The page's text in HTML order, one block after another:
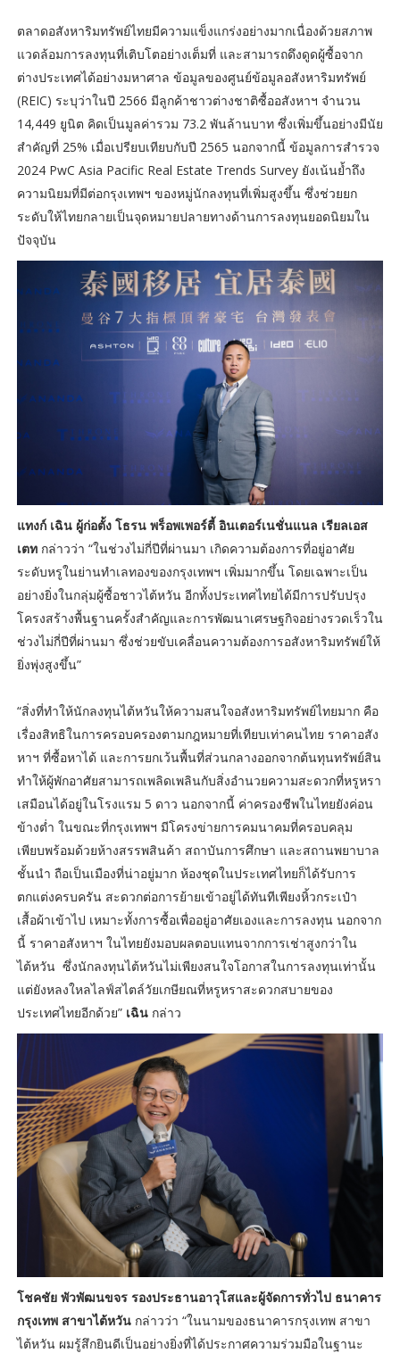
ตลาดอสังหาริมทรัพย์ไทยมีความแข็งแกร่งอย่างมากเนื่องด้วยสภาพ
แวดล้อมการลงทุนที่เติบโตอย่างเต็มที่ และสามารถดึงดูดผู้ซื้อจาก
ต่างประเทศได้อย่างมหาศาล ข้อมูลของศูนย์ข้อมูลอสังหาริมทรัพย์
(REIC) ระบุว่าในปี 2566 มีลูกค้าชาวต่างชาติซื้ออสังหาฯ จำนวน
14,449 ยูนิต คิดเป็นมูลค่ารวม 73.2 พันล้านบาท ซึ่งเพิ่มขึ้นอย่างมีนัย
สำคัญที่ 25% เมื่อเปรียบเทียบกับปี 2565 นอกจากนี้ ข้อมูลการสำรวจ
2024 PwC Asia Pacific Real Estate Trends Survey ยังเน้นย้ำถึง
ความนิยมที่มีต่อกรุงเทพฯ ของหมู่นักลงทุนที่เพิ่มสูงขึ้น ซึ่งช่วยยก
ระดับให้ไทยกลายเป็นจุดหมายปลายทางด้านการลงทุนยอดนิยมใน
ปัจจุบัน
แทงก์ เฉิน ผู้ก่อตั้ง โธรน พร็อพเพอร์ตี้ อินเตอร์เนชั่นแนล เรียลเอส
เตทกล่าวว่า “ในช่วงไม่กี่ปีที่ผ่านมา เกิดความต้องการที่อยู่อาศัย
ระดับหรูในย่านทำเลทองของกรุงเทพฯ เพิ่มมากขึ้น โดยเฉพาะเป็น
อย่างยิ่งในกลุ่มผู้ซื้อชาวไต้หวัน อีกทั้งประเทศไทยได้มีการปรับปรุง
โครงสร้างพื้นฐานครั้งสำคัญและการพัฒนาเศรษฐกิจอย่างรวดเร็วใน
ช่วงไม่กี่ปีที่ผ่านมา ซึ่งช่วยขับเคลื่อนความต้องการอสังหาริมทรัพย์ให้
ยิ่งพุ่งสูงขึ้น”
“สิ่งที่ทำให้นักลงทุนไต้หวันให้ความสนใจอสังหาริมทรัพย์ไทยมาก คือ
เรื่องสิทธิในการครอบครองตามกฎหมายที่เทียบเท่าคนไทย ราคาอสัง
หาฯ ที่ซื้อหาได้ และการยกเว้นพื้นที่ส่วนกลางออกจากต้นทุนทรัพย์สิน
ทำให้ผู้พักอาศัยสามารถเพลิดเพลินกับสิ่งอำนวยความสะดวกที่หรูหรา
เสมือนได้อยู่ในโรงแรม 5 ดาว นอกจากนี้ ค่าครองชีพในไทยยังค่อน
ข้างต่ำ ในขณะที่กรุงเทพฯ มีโครงข่ายการคมนาคมที่ครอบคลุม
เพียบพร้อมด้วยห้างสรรพสินค้า สถาบันการศึกษา และสถานพยาบาล
ชั้นนำ ถือเป็นเมืองที่น่าอยู่มาก ห้องชุดในประเทศไทยก็ได้รับการ
ตกแต่งครบครัน สะดวกต่อการย้ายเข้าอยู่ได้ทันทีเพียงหิ้วกระเป๋า
เสื้อผ้าเข้าไป เหมาะทั้งการซื้อเพื่ออยู่อาศัยเองและการลงทุน นอกจาก
นี้ ราคาอสังหาฯ ในไทยยังมอบผลตอบแทนจากการเช่าสูงกว่าใน
ไต้หวัน ซึ่งนักลงทุนไต้หวันไม่เพียงสนใจโอกาสในการลงทุนเท่านั้น
แต่ยังหลงใหลไลฟ์สไตล์วัยเกษียณที่หรูหราสะดวกสบายของ
ประเทศไทยอีกด้วย” เฉินกล่าว
โชคชัย พัวพัฒนขจร รองประธานอาวุโสและผู้จัดการทั่วไป ธนาคาร
กรุงเทพ สาขาไต้หวัน กล่าวว่า “ในนามของธนาคารกรุงเทพ สาขา
ไต้หวัน ผมรู้สึกยินดีเป็นอย่างยิ่งที่ได้ประกาศความร่วมมือในฐานะ